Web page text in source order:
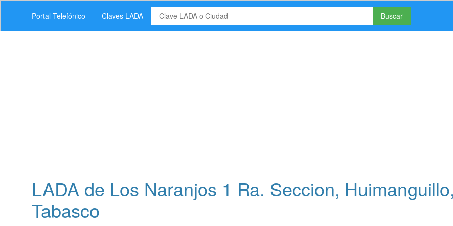
Portal Telefónico Claves LADA Buscar
LADA de Los Naranjos 1 Ra. Seccion,
Tabasco